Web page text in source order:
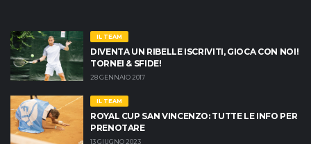
IL TEAM
DIVENTA UN RIBELLE ISCRIVITI, GIOCA CON NOI!
TORNEI & SFIDE!
28 GENNAIO 2017
IL TEAM
ROYAL CUP SAN VINCENZO: TUTTE LE INFO PER
PRENOTARE
13 GIUGNO 2023